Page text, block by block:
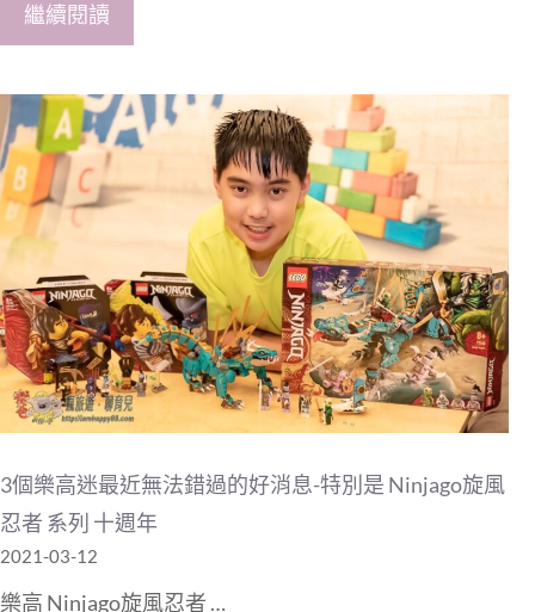
繼續閱讀
3個樂高迷最近無法錯過的好消息-特別是 Ninjago旋風
忍者 系列 十週年
2021-03-12
樂高 Ninjago旋風忍者 …